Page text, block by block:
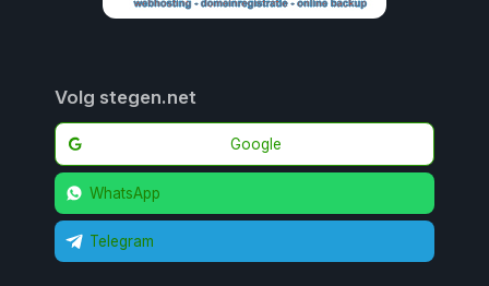
Volg stegen.net
Google
WhatsApp
Telegram